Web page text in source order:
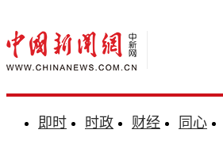
即时 时政 财经 同心